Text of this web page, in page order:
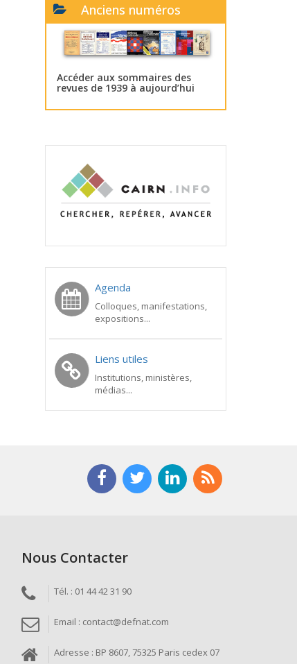
Anciens numéros
Accéder aux sommaires des
revues de 1939 à aujourd’hui
Agenda
Colloques, manifestations,
expositions...
Liens utiles
Institutions, ministères,
médias...
Nous Contacter
Tél. : 01 44 42 31 90
Email : contact@defnat.com
Adresse : BP 8607, 75325 Paris cedex 07